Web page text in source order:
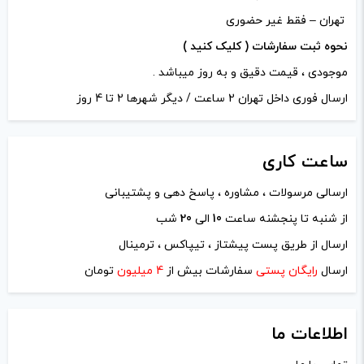
نام*
ایمیل*
تهران – فقط غیر حضوری
نحوه ثبت سفارشات ( کلیک کنید )
موجودی ، قیمت دقیق و به روز میباشد .
ارسال فوری داخل تهران 2 ساعت / دیگر شهرها 2 تا 4 روز
ساعت کاری
ارسالی مرسولات ، مشاوره ، پاسخ دهی و پشتیبانی
از شنبه تا پنجشنه ساعت 10 الی 20 شب
ارسال از طریق پست پیشتاز ، تیپاکس ، ترمینال
ارسال رایگان پستی سفارشات بیش از 4 میلیون تومان
اطلاعات ما